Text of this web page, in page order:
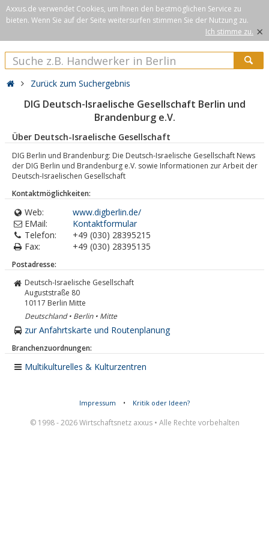
Axxus.de verwendet Cookies, um Ihnen den bestmöglichen Service zu
bieten. Wenn Sie auf der Seite weitersurfen stimmen Sie der Nutzung zu.
Ich stimme zu. ×
Zurück zum Suchergebnis
DIG Deutsch-Israelische Gesellschaft Berlin und
Brandenburg e.V.
Über Deutsch-Israelische Gesellschaft
DIG Berlin und Brandenburg: Die Deutsch-Israelische Gesellschaft News
der DIG Berlin und Brandenburg e.V. sowie Informationen zur Arbeit der
Deutsch-Israelischen Gesellschaft
Kontaktmöglichkeiten:
Web:
www.digberlin.de/
EMail:
Kontaktformular
Telefon:
+49 (030) 28395215
Fax:
+49 (030) 28395135
Postadresse:
Deutsch-Israelische Gesellschaft
Auguststraße 80
10117 Berlin Mitte
Deutschland • Berlin • Mitte
zur Anfahrtskarte und Routenplanung
Branchenzuordnungen:
Multikulturelles & Kulturzentren
Impressum • Kritik oder Ideen?
© 1998 - 2026 Wirtschaftsnetz axxus • Alle Rechte vorbehalten